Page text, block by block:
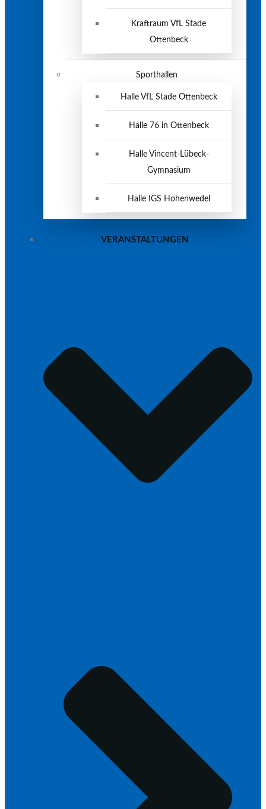
Kraftraum VfL Stade
Ottenbeck
Sporthallen
Halle VfL Stade Ottenbeck
Halle 76 in Ottenbeck
Halle Vincent-Lübeck-
Gymnasium
Halle IGS Hohenwedel
VERANSTALTUNGEN